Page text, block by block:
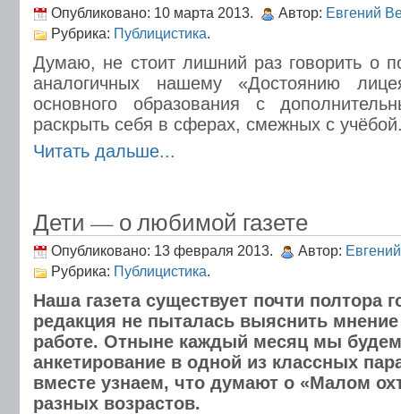
Опубликовано: 10 марта 2013. Автор: Евгений
Рубрика: Публицистика.
Думаю, не стоит лишний раз говорить о
аналогичных нашему «Достоянию
основного образования с
раскрыть себя в сферах, смежных с
Читать дальше...
Дети — о любимой газете
Опубликовано: 13 февраля 2013. Автор:
Рубрика: Публицистика.
Наша газета существует почти полтора
редакция не пыталась выяснить
работе. Отныне каждый месяц мы
анкетирование в одной из классных
вместе узнаем, что думают о «Малом
разных возрастов.